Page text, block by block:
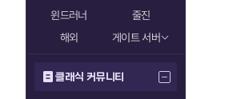
윈드러너
줄진
해외
게이트 서버
클래식 커뮤니티